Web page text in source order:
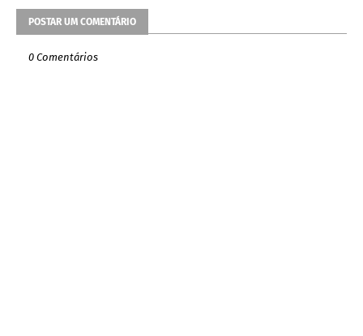
POSTAR UM COMENTÁRIO
0 Comentários